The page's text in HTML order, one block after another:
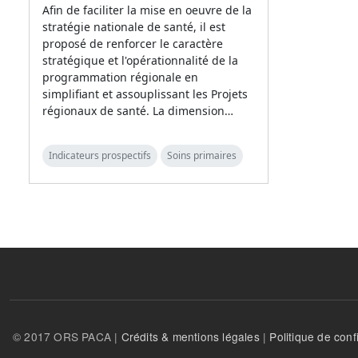
Afin de faciliter la mise en oeuvre de la
stratégie nationale de santé, il est
proposé de renforcer le caractère
stratégique et l'opérationnalité de la
programmation régionale en
simplifiant et assouplissant les Projets
régionaux de santé. La dimension…
Indicateurs prospectifs Soins primaires
© 2017 ORS PACA | Crédits & mentions légales| Politique de